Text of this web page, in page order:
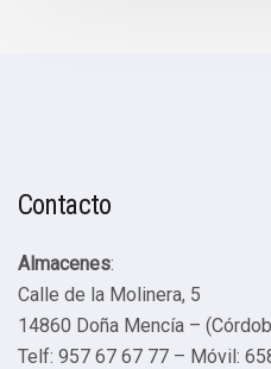
Contacto
Almacenes:
Calle de la Molinera, 5
14860 Doña Mencía –
Telf: 957 67 67 77 – Móvil: